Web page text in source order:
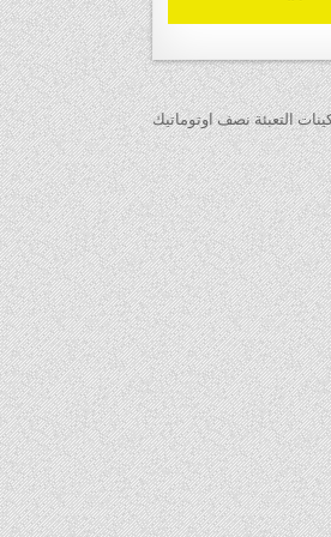
التعبئة نصف اوتوماتيك